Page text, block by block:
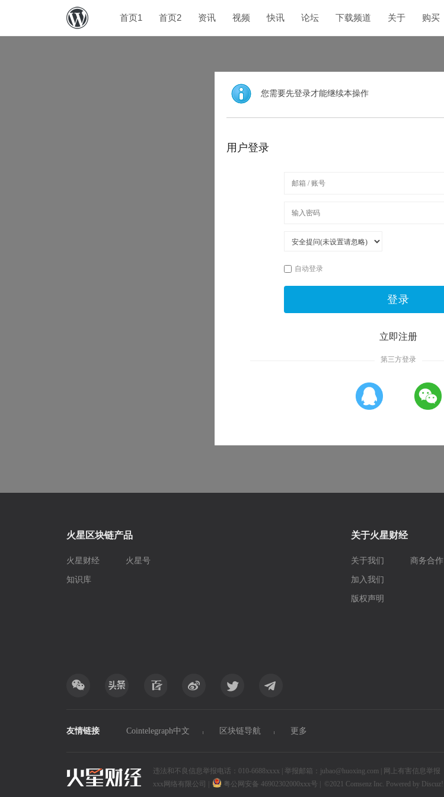
首页1 首页2 资讯 视频 快讯 论坛 下载频道 关于 购买
您需要先登录才能继续本操作
用户登录
自动登录
登录
立即注册
第三方登录
火星区块链产品
火星财经 火星号
知识库
关于火星财经
关于我们
加入我们
版权声明
商务合作
友情链接 Cointelegraph中文 区块链导航 更多
违法和不良信息举报电话：010-6688xxxx | 举报邮箱：jubao@huoxing.com |
网上有害信息举报
xxx网络有限公司
粤公网安备 46902302000xxx号 | ©2021 Comsenz Inc. Powered by Discuz!